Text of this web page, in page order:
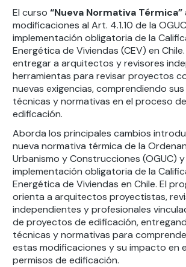
El curso “Nueva Normativa Térmica”
modificaciones al Art. 4.1.10 de la
implementación obligatoria de la
Energética de Viviendas (CEV) en
entregar a arquitectos y revisores
herramientas para revisar proyectos
nuevas exigencias, comprendiendo
técnicas y normativas en el proceso
edificación.
Aborda los principales cambios
nueva normativa térmica de la
Urbanismo y Construcciones (OGUC) y
implementación obligatoria de la
Energética de Viviendas en Chile. El
orienta a arquitectos proyectistas,
independientes y profesionales
de proyectos de edificación,
técnicas y normativas para
estas modificaciones y su impacto en
permisos de edificación.